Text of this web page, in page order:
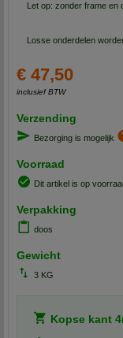
Let op: zonder frame en
Losse onderdelen
€ 47,50
inclusief BTW
Verzending
Bezorging is mogelijk
Voorraad
Dit artikel is op
Verpakking
doos
Gewicht
3 KG
Kopse kant